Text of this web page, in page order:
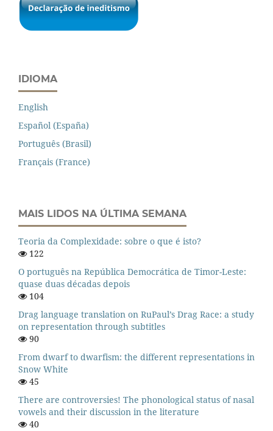
IDIOMA
English
Español (España)
Português (Brasil)
Français (France)
MAIS LIDOS NA ÚLTIMA SEMANA
Teoria da Complexidade: sobre o que é isto?
122
O português na República Democrática de Timor-Leste:
quase duas décadas depois
104
Drag language translation on RuPaul’s Drag Race: a study
on representation through subtitles
90
From dwarf to dwarfism: the different representations in
Snow White
45
There are controversies! The phonological status of nasal
vowels and their discussion in the literature
40